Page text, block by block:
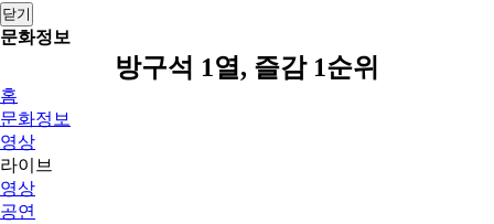
닫기
문화정보
방구석 1열, 즐감 1순위
홈
문화정보
영상
라이브
영상
공연